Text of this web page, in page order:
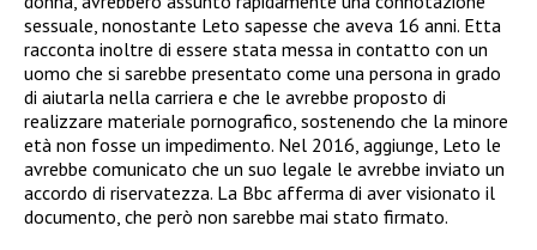
sessuale, nonostante Leto sapesse che aveva 16 anni. Etta
racconta inoltre di essere stata messa in contatto con un
uomo che si sarebbe presentato come una persona in grado
di aiutarla nella carriera e che le avrebbe proposto di
realizzare materiale pornografico, sostenendo che la minore
età non fosse un impedimento. Nel 2016, aggiunge, Leto le
avrebbe comunicato che un suo legale le avrebbe inviato un
accordo di riservatezza. La Bbc afferma di aver visionato il
documento, che però non sarebbe mai stato firmato.